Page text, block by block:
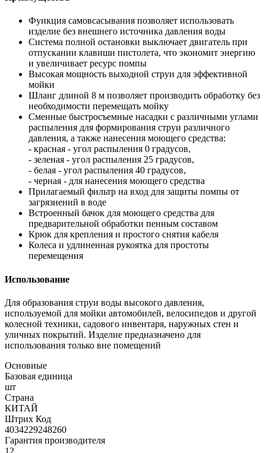
Функция самовсасывания позволяет использовать
изделие без внешнего источника давления воды
Система полной остановки выключает двигатель при
отпускании клавиши пистолета, что экономит энергию
и увеличивает ресурс помпы
Высокая мощность выходной струи для эффективной
мойки
Шланг длиной 8 м позволяет производить обработку без
необходимости перемещать мойку
Сменные быстросъемные насадки с различными углами
распыления для формирования струи различного
давления, а также нанесения моющего средства:
- красная - угол распыления 0 градусов,
- зеленая - угол распыления 25 градусов,
- белая - угол распыления 40 градусов,
- черная - для нанесения моющего средства
Прилагаемый фильтр на вход для защиты помпы от
загрязнений в воде
Встроенный бачок для моющего средства для
предварительной обработки пенным составом
Крюк для крепления и простого снятия кабеля
Колеса и удлиненная рукоятка для простоты
перемещения
Использование
Для образования струи воды высокого давления,
используемой для мойки автомобилей, велосипедов и другой
колесной техники, садового инвентаря, наружных стен и
уличных покрытий. Изделие предназначено для
использования только вне помещений
Основные
Базовая единица
шт
Страна
КИТАЙ
Штрих Код
4034229248260
Гарантия производителя
12